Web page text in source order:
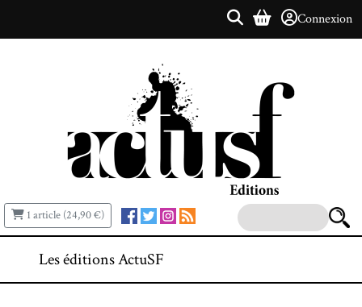
Connexion
1 article (24,90 €)
Les éditions ActuSF